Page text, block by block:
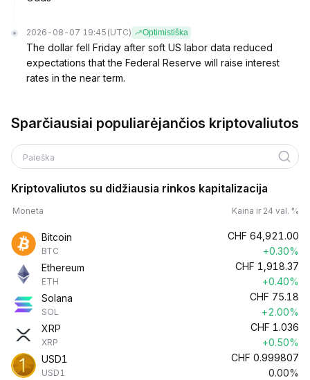
2026-08-07 19:45 (UTC) Optimistiška
The dollar fell Friday after soft US labor data reduced
expectations that the Federal Reserve will raise interest
rates in the near term.
Sparčiausiai populiarėjančios kriptovaliutos
Paieška
Kriptovaliutos su didžiausia rinkos kapitalizacija
Moneta Kaina ir 24 val. %
Bitcoin
BTC
CHF 64,921.00
+0.30%
Ethereum
ETH
CHF 1,918.37
+0.40%
Solana
SOL
CHF 75.18
+2.00%
XRP
XRP
CHF 1.036
+0.50%
USD1
USD1
CHF 0.999807
0.00%